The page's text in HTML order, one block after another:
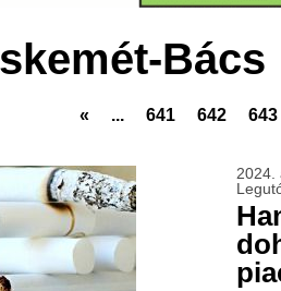
Bács
« ... 641 642 643
2024.